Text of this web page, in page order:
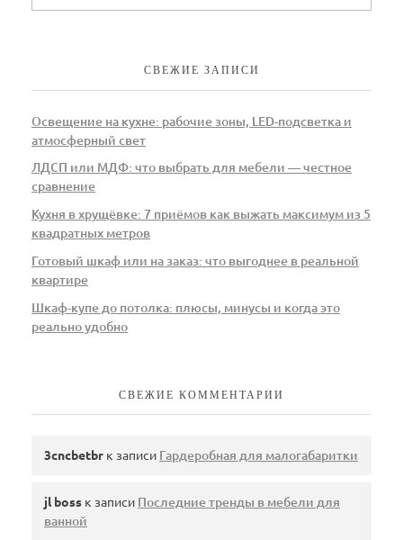
СВЕЖИЕ ЗАПИСИ
Освещение на кухне: рабочие зоны, LED-подсветка и
атмосферный свет
ЛДСП или МДФ: что выбрать для мебели — честное
сравнение
Кухня в хрущёвке: 7 приёмов как выжать максимум из 5
квадратных метров
Готовый шкаф или на заказ: что выгоднее в реальной
квартире
Шкаф-купе до потолка: плюсы, минусы и когда это
реально удобно
СВЕЖИЕ КОММЕНТАРИИ
3cncbetbr к записи Гардеробная для малогабаритки
jl boss к записи Последние тренды в мебели для
ванной